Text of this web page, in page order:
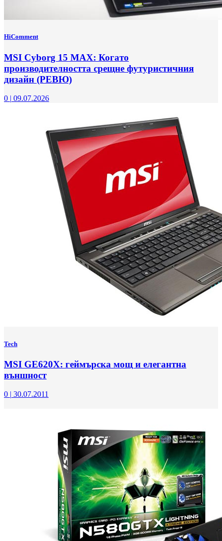
HiComment
MSI Cyborg 15 MAX: Когато
производителността срещне футуристичния
дизайн (РЕВЮ)
0 | 09.07.2026
Tech
MSI GE620X: геймърска мощ и елегантна
външност
0 | 30.07.2011